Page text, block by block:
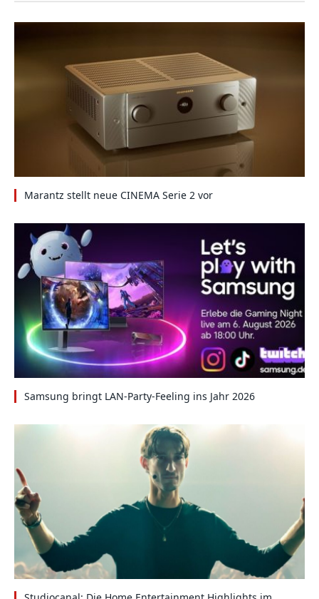
Marantz stellt neue CINEMA Serie 2 vor
Samsung bringt LAN-Party-Feeling ins Jahr 2026